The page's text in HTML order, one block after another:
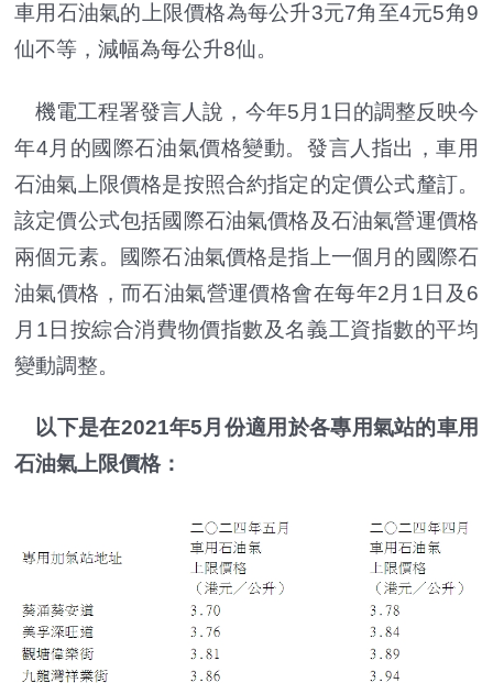
車用石油氣的上限價格為每公升3元7角至4元5角9
仙不等，減幅為每公升8仙。
機電工程署發言人說，今年5月1日的調整反映今
年4月的國際石油氣價格變動。發言人指出，車用
石油氣上限價格是按照合約指定的定價公式釐訂。
該定價公式包括國際石油氣價格及石油氣營運價格
兩個元素。國際石油氣價格是指上一個月的國際石
油氣價格，而石油氣營運價格會在每年2月1日及6
月1日按綜合消費物價指數及名義工資指數的平均
變動調整。
以下是在2021年5月份適用於各專用氣站的車用
石油氣上限價格：